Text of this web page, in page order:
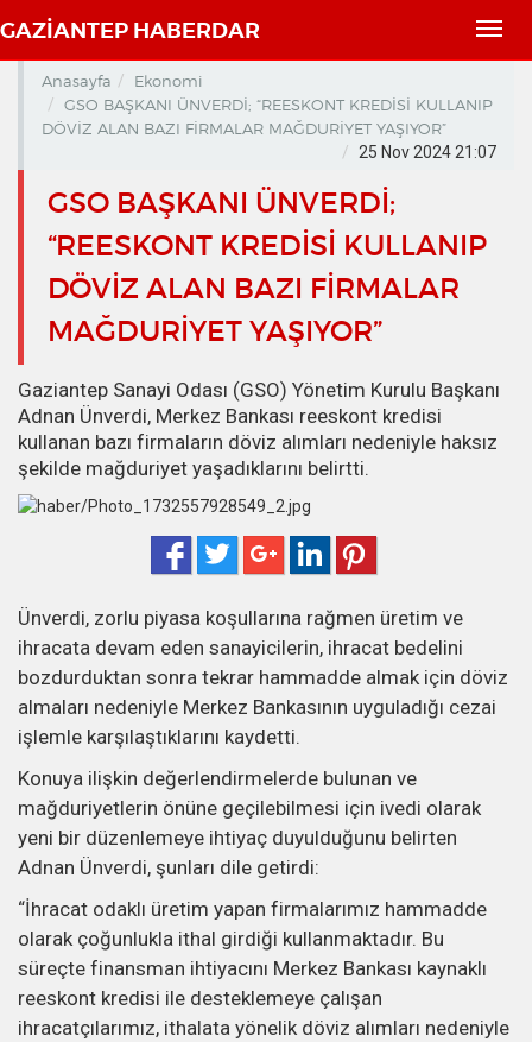
GAZİANTEP HABERDAR
Anasayfa
Ekonomi
GSO BAŞKANI ÜNVERDİ; “REESKONT KREDİSİ KULLANIP
DÖVİZ ALAN BAZI FİRMALAR MAĞDURİYET YAŞIYOR”
25 Nov 2024 21:07
GSO BAŞKANI ÜNVERDİ;
“REESKONT KREDİSİ KULLANIP
DÖVİZ ALAN BAZI FİRMALAR
MAĞDURİYET YAŞIYOR”
Gaziantep Sanayi Odası (GSO) Yönetim Kurulu Başkanı
Adnan Ünverdi, Merkez Bankası reeskont kredisi
kullanan bazı firmaların döviz alımları nedeniyle haksız
şekilde mağduriyet yaşadıklarını belirtti.
Ünverdi, zorlu piyasa koşullarına rağmen üretim ve
ihracata devam eden sanayicilerin, ihracat bedelini
bozdurduktan sonra tekrar hammadde almak için döviz
almaları nedeniyle Merkez Bankasının uyguladığı cezai
işlemle karşılaştıklarını kaydetti.
Konuya ilişkin değerlendirmelerde bulunan ve
mağduriyetlerin önüne geçilebilmesi için ivedi olarak
yeni bir düzenlemeye ihtiyaç duyulduğunu belirten
Adnan Ünverdi, şunları dile getirdi:
“İhracat odaklı üretim yapan firmalarımız hammadde
olarak çoğunlukla ithal girdiği kullanmaktadır. Bu
süreçte finansman ihtiyacını Merkez Bankası kaynaklı
reeskont kredisi ile desteklemeye çalışan
ihracatçılarımız, ithalata yönelik döviz alımları nedeniyle